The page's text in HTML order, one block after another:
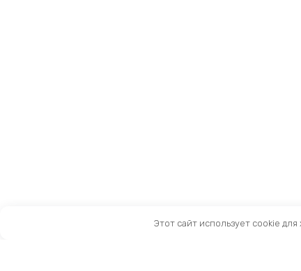
Этот сайт использует cookie